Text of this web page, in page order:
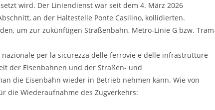
wird. Der Liniendienst war seit dem 4. März 2026
an der Haltestelle Ponte Casilino, kollidierten.
um zur zukünftigen Straßenbahn, Metro-Linie G bzw.
per la sicurezza delle ferrovie e delle infrastrutture
der Eisenbahnen und der Straßen- und
die Eisenbahn wieder in Betrieb nehmen kann. Wie von
die Wiederaufnahme des Zugverkehrs: